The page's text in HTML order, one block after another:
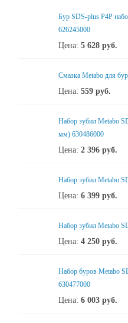
Бур SDS-plus P4P
626245000
Цена: 5 628 руб.
Смазка Metabo для
Цена: 559 руб.
Набор зубил Metabo
мм) 630486000
Цена: 2 396 руб.
Набор зубил Metabo
Цена: 6 399 руб.
Набор зубил Metabo
Цена: 4 250 руб.
Набор буров Metabo
630477000
Цена: 6 003 руб.